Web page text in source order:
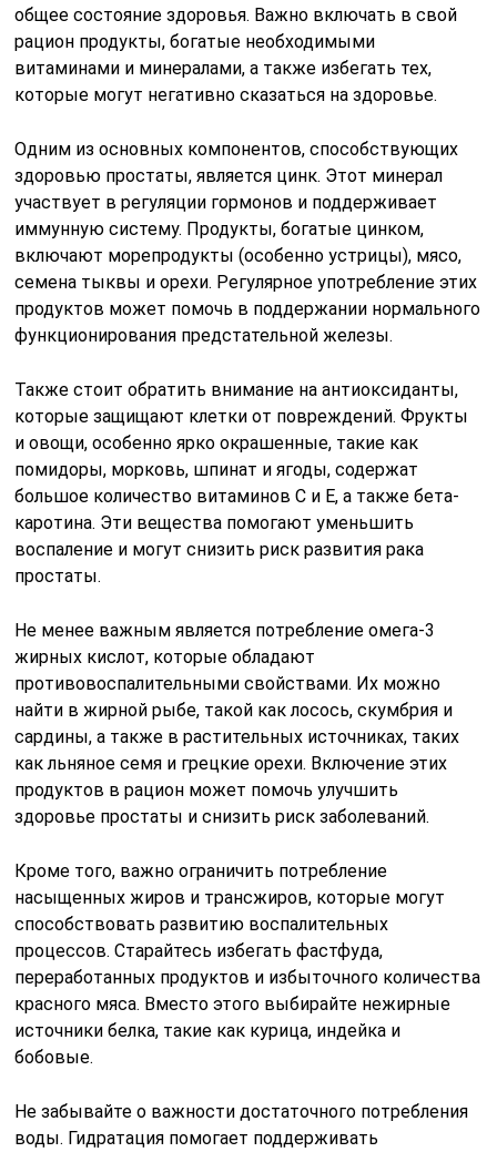
общее состояние здоровья. Важно включать в свой
рацион продукты, богатые необходимыми
витаминами и минералами, а также избегать тех,
которые могут негативно сказаться на здоровье.
Одним из основных компонентов, способствующих
здоровью простаты, является цинк. Этот минерал
участвует в регуляции гормонов и поддерживает
иммунную систему. Продукты, богатые цинком,
включают морепродукты (особенно устрицы), мясо,
семена тыквы и орехи. Регулярное употребление этих
продуктов может помочь в поддержании нормального
функционирования предстательной железы.
Также стоит обратить внимание на антиоксиданты,
которые защищают клетки от повреждений. Фрукты
и овощи, особенно ярко окрашенные, такие как
помидоры, морковь, шпинат и ягоды, содержат
большое количество витаминов C и E, а также бета-
каротина. Эти вещества помогают уменьшить
воспаление и могут снизить риск развития рака
простаты.
Не менее важным является потребление омега-3
жирных кислот, которые обладают
противовоспалительными свойствами. Их можно
найти в жирной рыбе, такой как лосось, скумбрия и
сардины, а также в растительных источниках, таких
как льняное семя и грецкие орехи. Включение этих
продуктов в рацион может помочь улучшить
здоровье простаты и снизить риск заболеваний.
Кроме того, важно ограничить потребление
насыщенных жиров и трансжиров, которые могут
способствовать развитию воспалительных
процессов. Старайтесь избегать фастфуда,
переработанных продуктов и избыточного количества
красного мяса. Вместо этого выбирайте нежирные
источники белка, такие как курица, индейка и
бобовые.
Не забывайте о важности достаточного потребления
воды. Гидратация помогает поддерживать